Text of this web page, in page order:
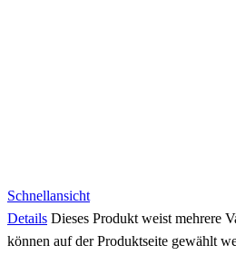
Schnellansicht
Details Dieses Produkt weist mehrere
können auf der Produktseite gewählt